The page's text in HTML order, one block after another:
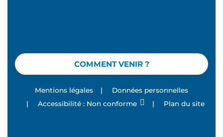
COMMENT VENIR ?
Mentions légales |
Données personnelles
|
Accessibilité : Non conforme | Plan du site